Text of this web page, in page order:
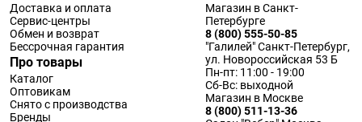
Доставка и оплата
Сервис-центры
Обмен и возврат
Бессрочная гарантия
Про товары
Каталог
Оптовикам
Снято с производства
Бренды
Магазин в Санкт-
Петербурге
8 (800) 555-50-85
"Галилей" Санкт-Петербург,
ул. Новороссийская 53 Б
Пн-пт: 11:00 - 19:00
Сб-Вс: выходной
Магазин в Москве
8 (800) 511-13-36